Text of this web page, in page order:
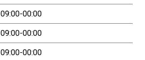
09:00-00:00
09:00-00:00
09:00-00:00